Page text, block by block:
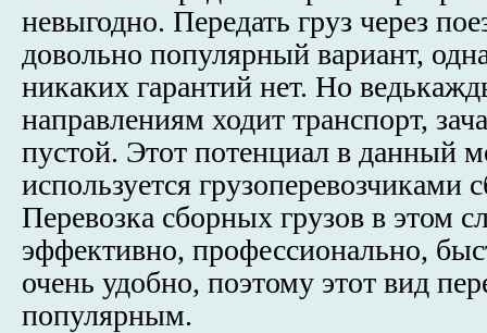
невыгодно. Передать груз через
довольно популярный вариант,
никаких гарантий нет. Но
направлениям ходит транспорт,
пустой. Этот потенциал в данный
используется грузоперевозчиками
Перевозка сборных грузов в этом
эффективно, профессионально,
очень удобно, поэтому этот вид
популярным.